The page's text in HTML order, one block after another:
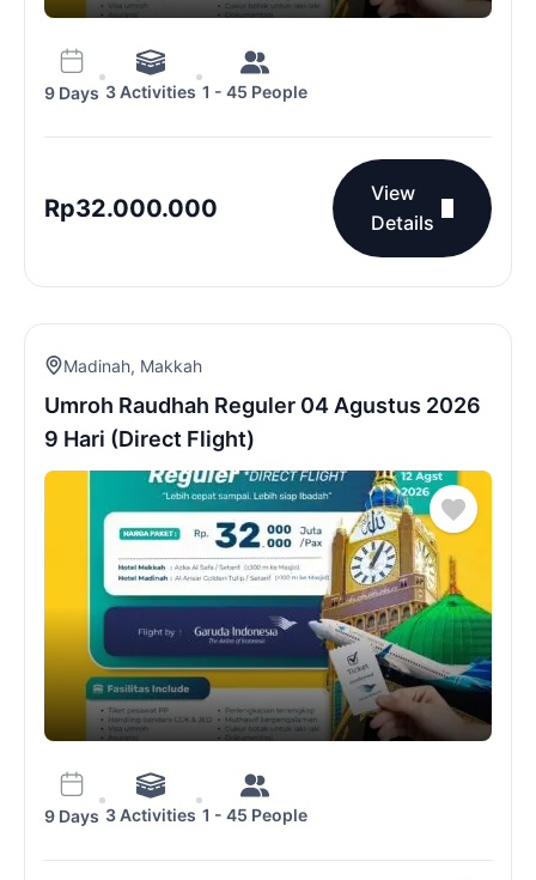
9 Days 3 Activities 1 - 45 People
Rp32.000.000
View
Details
Madinah, Makkah
Umroh Raudhah Reguler 04 Agustus 2026
9 Hari (Direct Flight)
9 Days 3 Activities 1 - 45 People